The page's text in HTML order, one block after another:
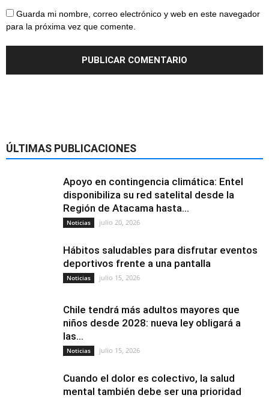
Guarda mi nombre, correo electrónico y web en este navegador
para la próxima vez que comente.
ÚLTIMAS PUBLICACIONES
Apoyo en contingencia climática: Entel
disponibiliza su red satelital desde la
Región de Atacama hasta...
Noticias julio 20, 2026
Hábitos saludables para disfrutar eventos
deportivos frente a una pantalla
Noticias julio 15, 2026
Chile tendrá más adultos mayores que
niños desde 2028: nueva ley obligará a
las...
Noticias julio 15, 2026
Cuando el dolor es colectivo, la salud
mental también debe ser una prioridad